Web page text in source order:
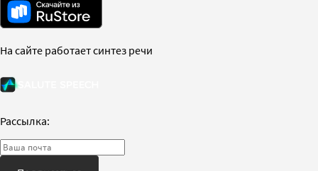
На сайте работает синтез речи
Рассылка: